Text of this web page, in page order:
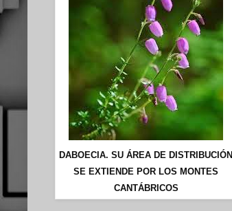
DABOECIA. SU ÁREA DE DISTRIBUCIÓN
SE EXTIENDE POR LOS MONTES
CANTÁBRICOS